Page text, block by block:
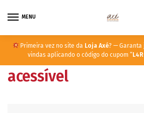
MENU
Primeira vez no site da Loja Axé? — Garanta
vindas aplicando o código do cupom “
acessível